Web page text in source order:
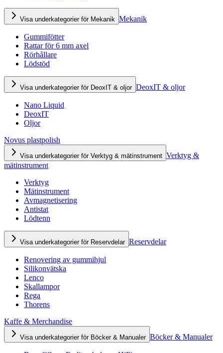
Visa underkategorier för Mekanik Mekanik
Gummifötter
Rattar för 6 mm axel
Rörhållare
Lödstöd
Visa underkategorier för DeoxIT & oljor DeoxIT & oljor
Nano Liquid
DeoxIT
Oljor
Novus plastpolish
Visa underkategorier för Verktyg & mätinstrument Verktyg &
mätinstrument
Verktyg
Mätinstrument
Avmagnetisering
Antistat
Lödtenn
Visa underkategorier för Reservdelar Reservdelar
Renovering av gummihjul
Silikonvätska
Lenco
Skallampor
Rega
Thorens
Kaffe & Merchandise
Visa underkategorier för Böcker & Manualer Böcker & Manualer